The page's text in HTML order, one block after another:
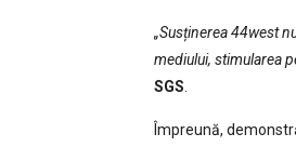
„Susținerea 44west
mediului, stimularea
SGS.
Împreună,